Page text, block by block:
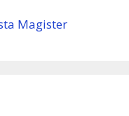
Magister